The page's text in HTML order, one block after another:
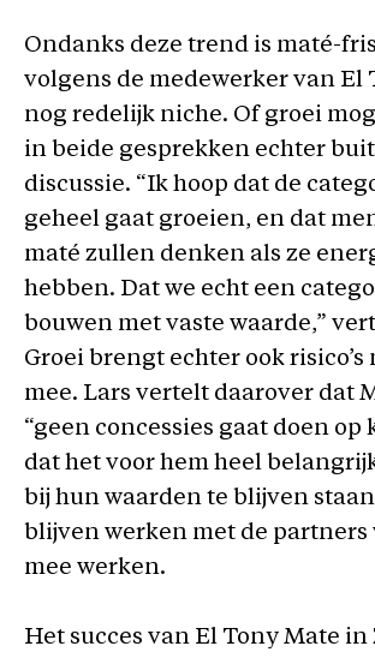
Ondanks deze trend is maté-
volgens de medewerker van El
nog redelijk niche. Of groei
in beide gesprekken echter
discussie. “Ik hoop dat de
geheel gaat groeien, en dat
maté zullen denken als ze
hebben. Dat we echt een
bouwen met vaste waarde,”
Groei brengt echter ook risico’s
mee. Lars vertelt daarover dat
“geen concessies gaat doen op
dat het voor hem heel
bij hun waarden te blijven
blijven werken met de partners
mee werken.
Het succes van El Tony Mate